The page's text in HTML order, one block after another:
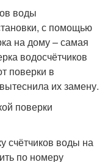
воды
с помощью
на дому – самая
водосчётчиков
поверки в
их замену.
поверки
счётчиков воды на
по номеру